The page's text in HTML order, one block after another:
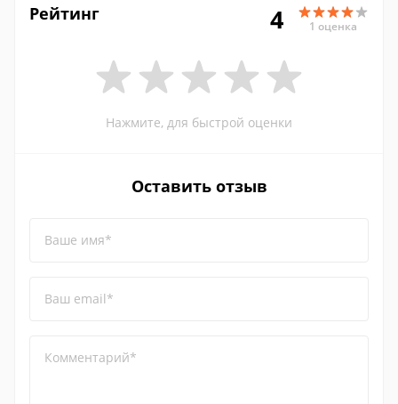
Рейтинг 4 1 оценка
Нажмите, для быстрой оценки
Оставить отзыв
Ваше имя*
Ваш email*
Комментарий*